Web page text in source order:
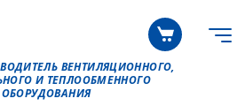
ВЕНТИЛЯЦИОННОГО,
И ТЕПЛООБМЕННОГО
ОБОРУДОВАНИЯ